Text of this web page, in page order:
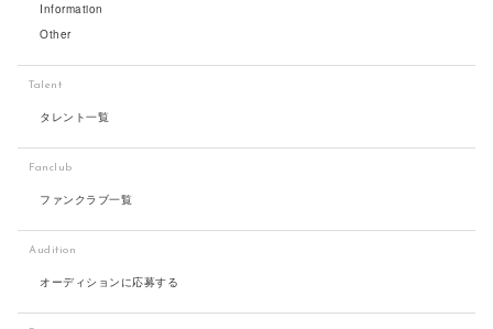
Information
Other
Talent
タレント一覧
Fanclub
ファンクラブ一覧
Audition
オーディションに応募する